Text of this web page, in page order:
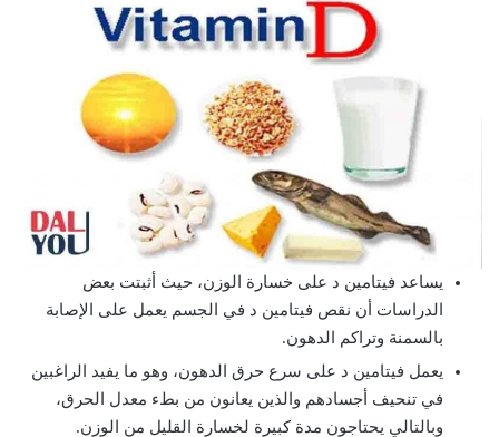
يساعد فيتامين د على خسارة الوزن، حيث أثبتت بعض
الدراسات أن نقص فيتامين د في الجسم يعمل على الإصابة
بالسمنة وتراكم الدهون.
يعمل فيتامين د على سرع حرق الدهون، وهو ما يفيد الراغبين
في تنحيف أجسادهم والذين يعانون من بطء معدل الحرق،
وبالتالي يحتاجون مدة كبيرة لخسارة القليل من الوزن.